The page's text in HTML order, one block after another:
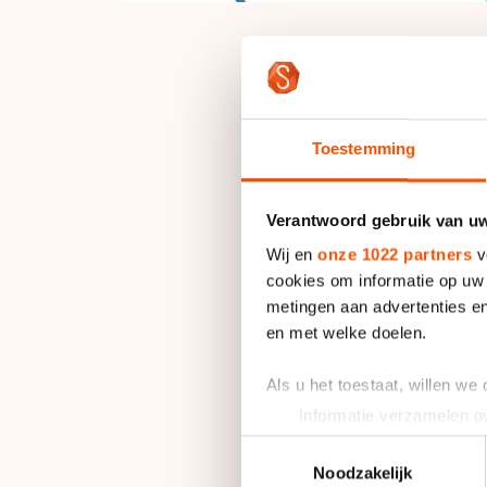
Toestemming
Verantwoord gebruik van
Wij en onze 1022 partners
cookies om informatie op
metingen aan advertenties
en met welke doelen.
Als u het toestaat, willen we
Informatie verzamelen
Uw apparaat
Lees meer over hoe uw
Noodzakelijk
zogeheten ISU
Volgens Arie
aangekondigde
haalbaar en
gelijk
de belangen van